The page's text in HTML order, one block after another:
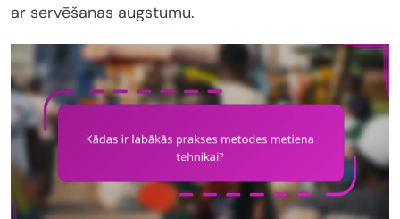
ar servēšanas augstumu.